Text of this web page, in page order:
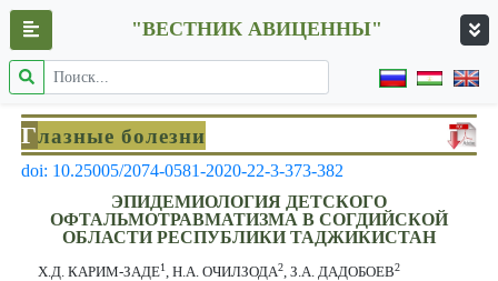
"ВЕСТНИК АВИЦЕННЫ"
Глазные болезни
doi: 10.25005/2074-0581-2020-22-3-373-382
ЭПИДЕМИОЛОГИЯ ДЕТСКОГО
ОФТАЛЬМОТРАВМАТИЗМА В СОГДИЙСКОЙ
ОБЛАСТИ РЕСПУБЛИКИ ТАДЖИКИСТАН
Х.Д. КАРИМ-ЗАДЕ1, Н.А. ОЧИЛЗОДА2, З.А. ДАДОБОЕВ2